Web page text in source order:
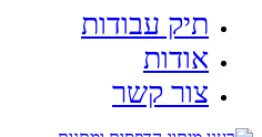
תיק עבודות
אודות
צור קשר